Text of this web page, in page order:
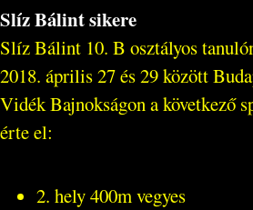
Slíz Bálint sikere
Slíz Bálint 10. B osztályos
2018. április 27 és 29 között
Vidék Bajnokságon a következő
érte el:
2. hely 400m vegyes